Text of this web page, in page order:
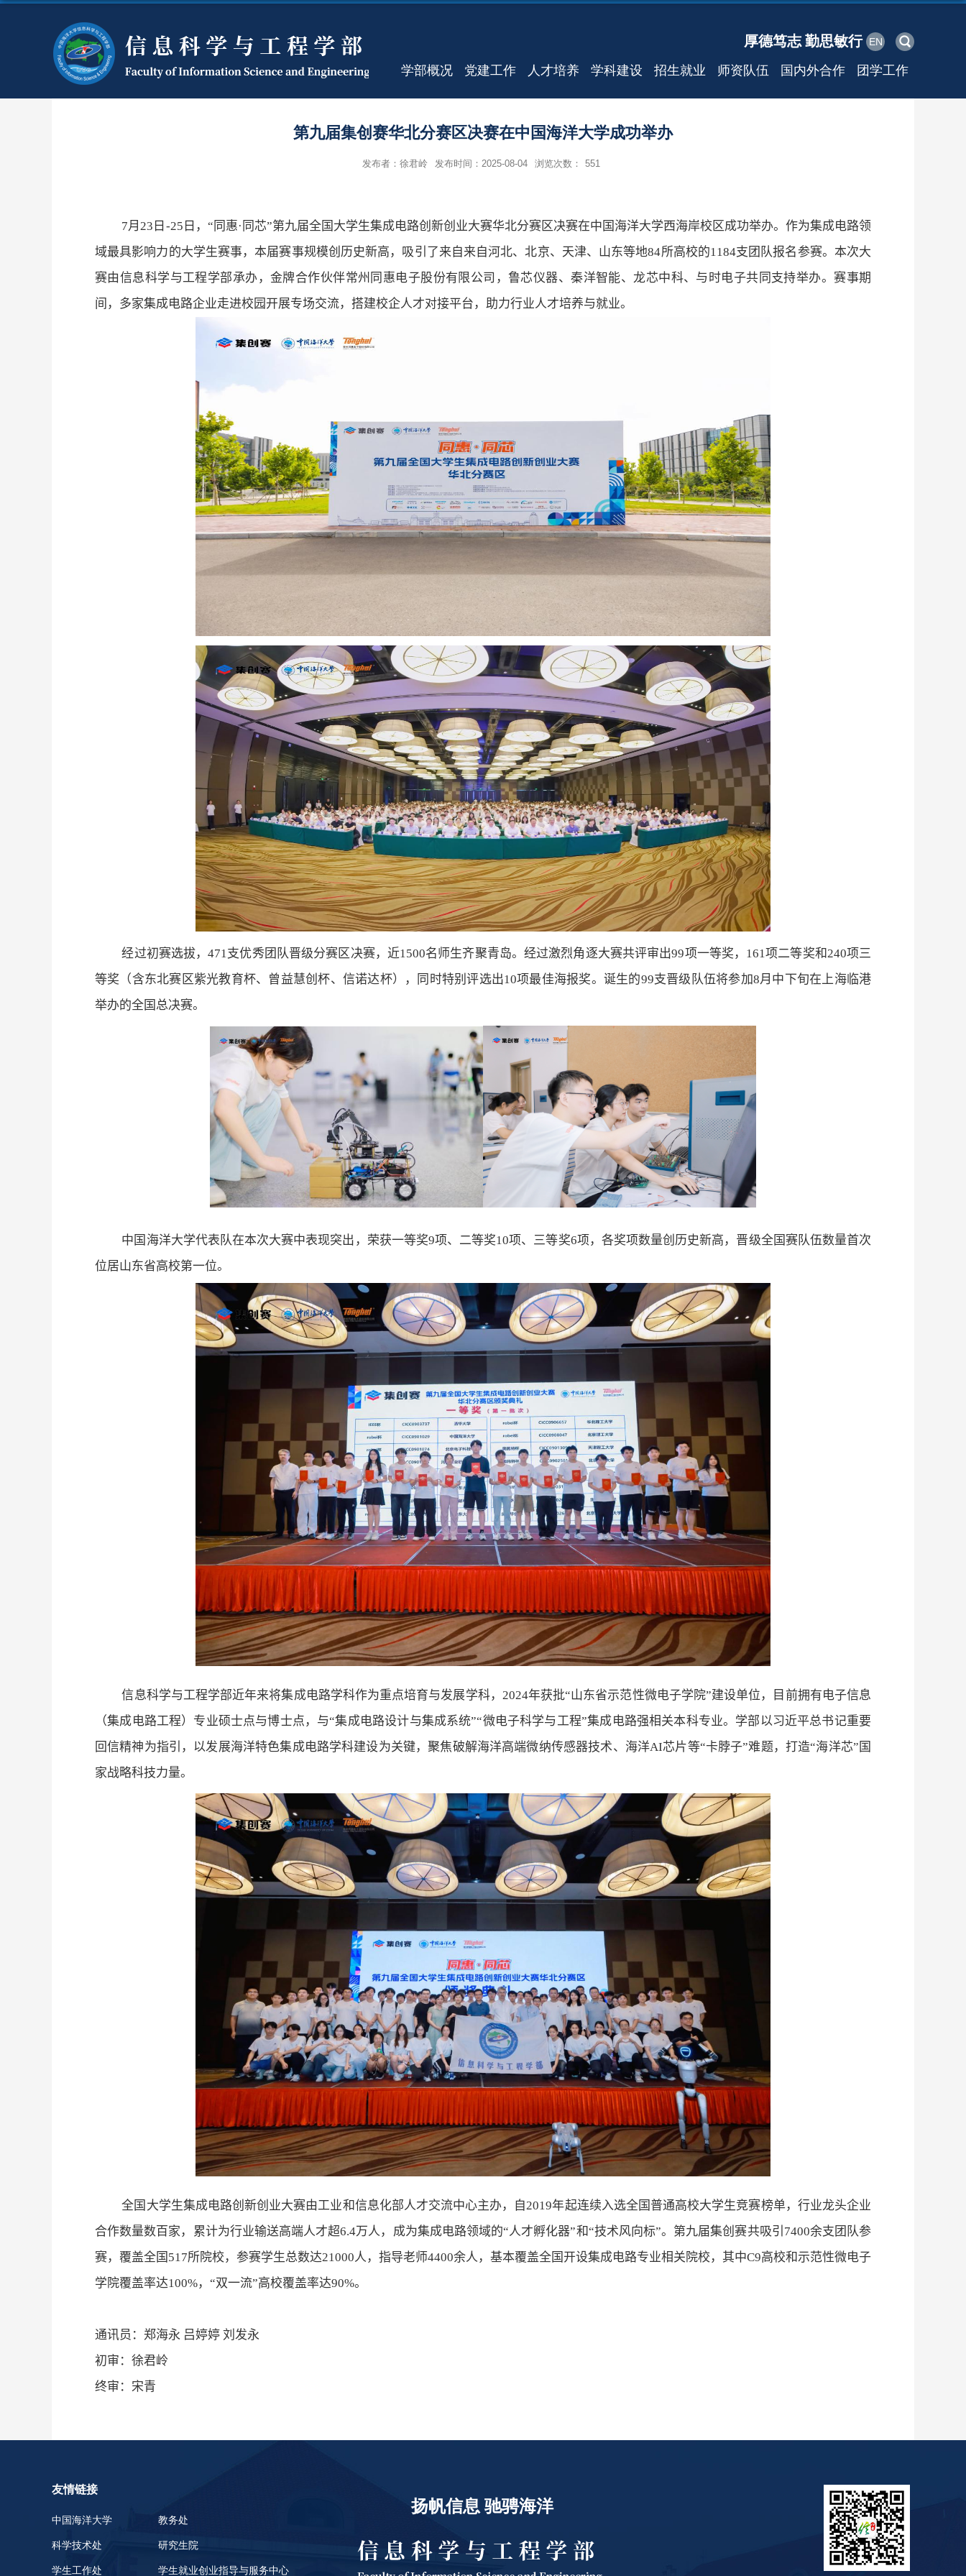
厚德笃志 勤思敏行 EN
学部概况 党建工作 人才培养 学科建设 招生就业 师资队伍 国内外合作 团学工作
第九届集创赛华北分赛区决赛在中国海洋大学成功举办
发布者：徐君岭 发布时间：2025-08-04 浏览次数： 551
7月23 日 -25 日，“同惠· 同芯”第九届全国大学生集成电路创新创业大赛华北分赛区决赛在中国海洋大学西海岸校区成功举办。作为集成电路领
域最具影响力的大学生赛事，本届赛事规模创历史新高，吸引了来自来自河北、北京、天津、山东等地84所高校的1184支团队报名参赛。本次大
赛由信息科学与工程学部承办，金牌合作伙伴常州同惠电子股份有限公司，鲁芯仪器、秦洋智能、龙芯中科、与时电子共同支持举办。赛事期
间，多家集成电路企业走进校园开展专场交流，搭建校企人才对接平台，助力行业人才培养与就业。
经过初赛选拔，471支优秀团队晋级分赛区决赛，近1500名师生齐聚青岛。经过激烈角逐大赛共评审出99项一等奖， 161项二等奖和240项三
等奖（含东北赛区紫光教育杯、曾益慧创杯、信诺达杯），同时特别评选出10项最佳海报奖。诞生的99支晋级队伍将参加8月中下旬在上海临港
举办的全国总决赛。
中国海洋大学代表队在本次大赛中表现突出，荣获一等奖9项、二等奖10项、三等奖6项， 各奖项数量创历史新高，晋级全国赛队伍数量首次
位居山东省高校第一位。
信息科学与工程学部近年来将集成电路学科作为重点培育与发展学科， 2024年获批“山东省示范性微电子学院”建设单位，目前拥有电子信息
（集成电路工程）专业硕士点与博士点，与“集成电路设计与集成系统”“微电子科学与工程”集成电路强相关本科专业。学部以习近平总书记重要
回信精神为指引，以发展海洋特色集成电路学科建设为关键，聚焦破解海洋高端微纳传感器技术、海洋AI芯片等“卡脖子”难题，打造“海洋芯”国
家战略科技力量。
全国大学生集成电路创新创业大赛由工业和信息化部人才交流中心主办，自2019年起连续入选全国普通高校大学生竞赛榜单，行业龙头企业
合作数量数百家，累计为行业输送高端人才超6.4万人，成为集成电路领域的“人才孵化器”和“技术风向标”。第九届集创赛共吸引 7400余支团队参
赛，覆盖全国 517所院校，参赛学生总数达21000人，指导老师4400余人，基本覆盖全国开设集成电路专业相关院校，其中C9高校和示范性微电子
学院覆盖率达100%，“双一流”高校覆盖率达90%。
通讯员：郑海永 吕婷婷 刘发永
初审：徐君岭
终审：宋青
友情链接
中国海洋大学 教务处
科学技术处 研究生院
学生工作处 学生就业创业指导与服务中心
扬帆信息 驰骋海洋